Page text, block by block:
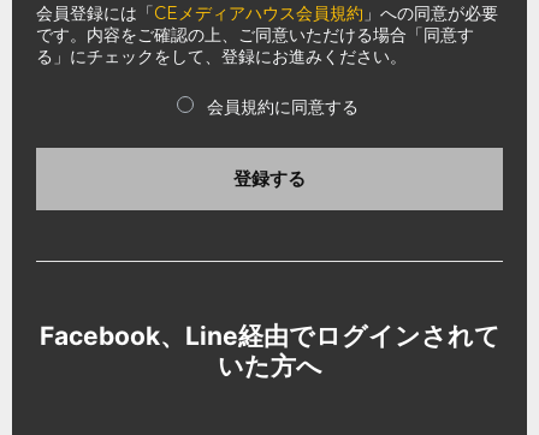
会員登録には「CEメディアハウス会員規約 」への同意が必要
です。内容をご確認の上、ご同意いただける場合「同意す
る」にチェックをして、登録にお進みください。
会員規約に同意する
登録する
Facebook、Line経由でログインされて
いた方へ